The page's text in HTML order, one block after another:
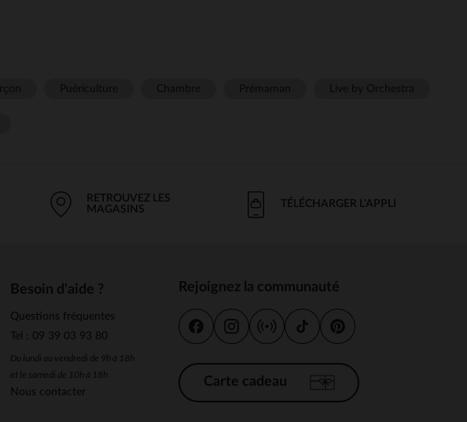
RETROUVEZ LES
MAGASINS
TÉLÉCHARGER L'APPLI
Besoin d'aide ?
Questions fréquentes
Tel : 09 39 03 93 80
Du lundi au vendredi de 9h à 18h
et le samedi de 10h à 18h
Nous contacter
Rejoignez la communauté
Carte cadeau